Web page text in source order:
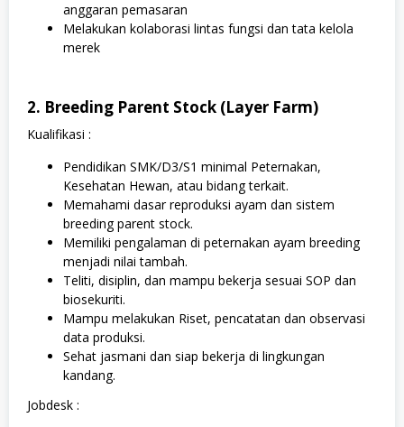
anggaran pemasaran
Melakukan kolaborasi lintas fungsi dan tata kelola
merek
2. Breeding Parent Stock (Layer Farm)
Kualifikasi :
Pendidikan SMK/D3/S1 minimal Peternakan,
Kesehatan Hewan, atau bidang terkait.
Memahami dasar reproduksi ayam dan sistem
breeding parent stock.
Memiliki pengalaman di peternakan ayam breeding
menjadi nilai tambah.
Teliti, disiplin, dan mampu bekerja sesuai SOP dan
biosekuriti.
Mampu melakukan Riset, pencatatan dan observasi
data produksi.
Sehat jasmani dan siap bekerja di lingkungan
kandang.
Jobdesk :